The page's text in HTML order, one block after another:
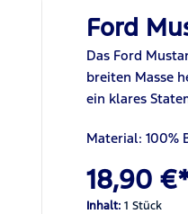
Ford
Das Ford
breiten Masse
ein klares
Material: 100%
18,90
Inhalt:1 Stück